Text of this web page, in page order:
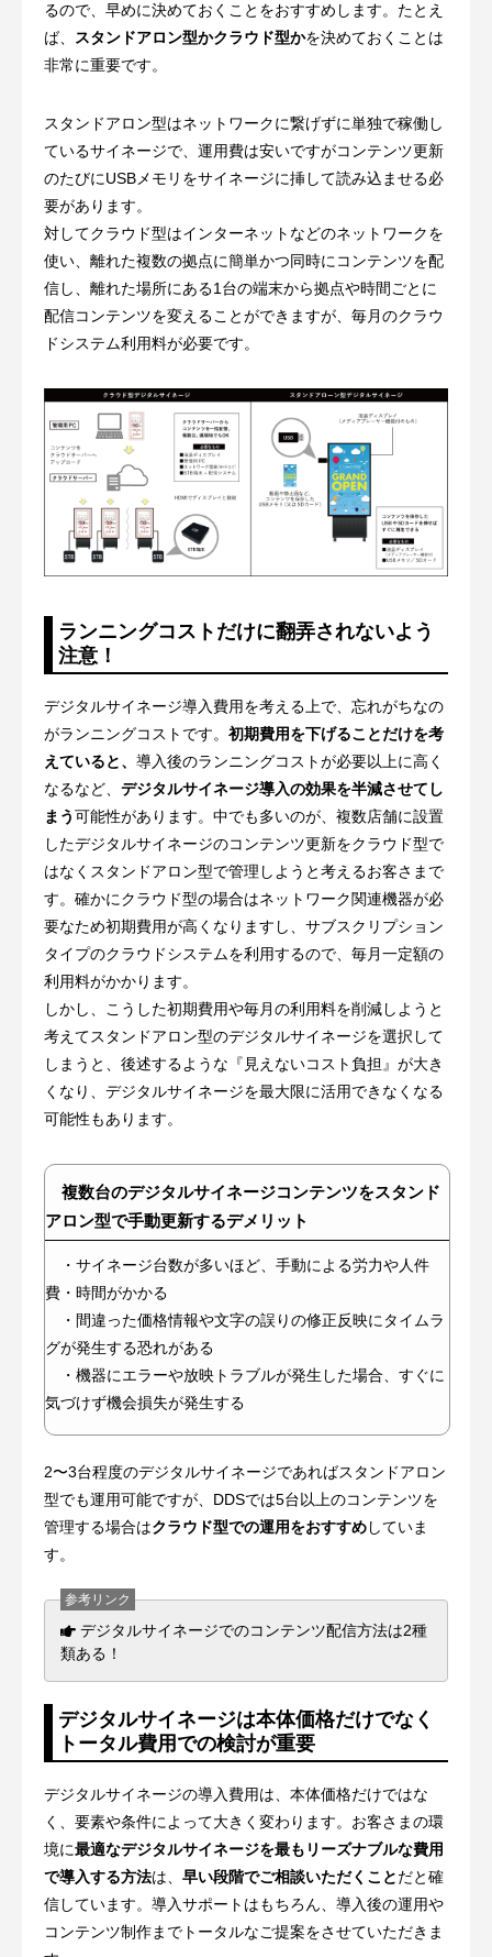
るので、早めに決めておくことをおすすめします。たとえ
ば、 スタンドアロン型かクラウド型かを決めておくことは
非常に重要です。
スタンドアロン型はネットワークに繋げずに単独で稼働し
ているサイネージで、運用費は安いですがコンテンツ更新
のたびにUSBメモリをサイネージに挿して読み込ませる必
要があります。
対してクラウド型はインターネットなどのネットワークを
使い、離れた複数の拠点に簡単かつ同時にコンテンツを配
信し、離れた場所にある1台の端末から拠点や時間ごとに
配信コンテンツを変えることができますが、毎月のクラウ
ドシステム利用料が必要です。
ランニングコストだけに翻弄されないよう
注意！
デジタルサイネージ導入費用を考える上で、忘れがちなの
がランニングコストです。 初期費用を下げることだけを考
えていると、 導入後のランニングコストが必要以上に高く
なるなど、 デジタルサイネージ導入の効果を半減させてし
まう可能性があります。中でも多いのが、複数店舗に設置
したデジタルサイネージのコンテンツ更新をクラウド型で
はなくスタンドアロン型で管理しようと考えるお客さまで
す。確かにクラウド型の場合はネットワーク関連機器が必
要なため初期費用が高くなりますし、サブスクリプション
タイプのクラウドシステムを利用するので、毎月一定額の
利用料がかかります。
しかし、こうした初期費用や毎月の利用料を削減しようと
考えてスタンドアロン型のデジタルサイネージを選択して
しまうと、後述するような『見えないコスト負担』が大き
くなり、デジタルサイネージを最大限に活用できなくなる
可能性もあります。
複数台のデジタルサイネージコンテンツをスタンド
アロン型で手動更新するデメリット
・サイネージ台数が多いほど、手動による労力や人件
費・時間がかかる
・間違った価格情報や文字の誤りの修正反映にタイムラ
グが発生する恐れがある
・機器にエラーや放映トラブルが発生した場合、すぐに
気づけず機会損失が発生する
2〜3台程度のデジタルサイネージであればスタンドアロン
型でも運用可能ですが、DDSでは5台以上のコンテンツを
管理する場合はクラウド型での運用をおすすめしていま
す。
デジタルサイネージでのコンテンツ配信方法は2種
類ある！
デジタルサイネージは本体価格だけでなく
トータル費用での検討が重要
デジタルサイネージの導入費用は、本体価格だけではな
く、要素や条件によって大きく変わります。お客さまの環
境に最適なデジタルサイネージを最もリーズナブルな費用
で導入する方法は、 早い段階でご相談いただくことだと確
信しています。導入サポートはもちろん、導入後の運用や
コンテンツ制作までトータルなご提案をさせていただきま